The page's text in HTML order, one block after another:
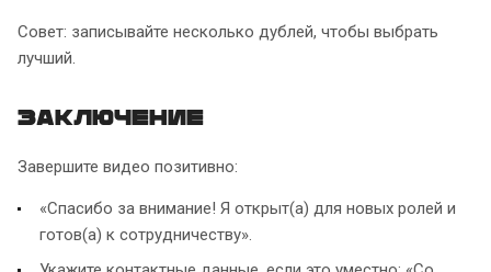
Совет: записывайте несколько дублей, чтобы выбрать
лучший.
Заключение
Завершите видео позитивно:
«Спасибо за внимание! Я открыт(а) для новых ролей и
готов(а) к сотрудничеству».